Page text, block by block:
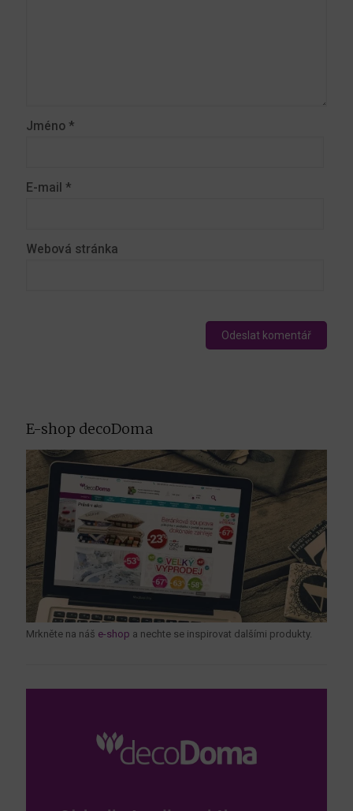
Jméno *
E-mail *
Webová stránka
E-shop decoDoma
Mrkněte na náš e-shop a nechte se inspirovat dalšími produkty.